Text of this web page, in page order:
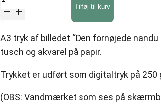
"Den
nandu
og
antal
Tilføj til kurv
A3 tryk af billedet “Den fornøjede
tusch og akvarel på papir.
Trykket er udført som digitaltryk på 250
(OBS: Vandmærket som ses på